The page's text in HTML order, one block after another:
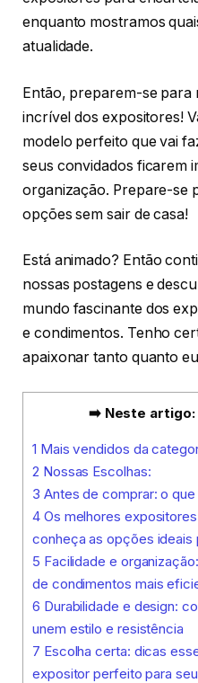
enquanto mostramos
atualidade.
Então, preparem-se para
incrível dos expositores!
modelo perfeito que vai
seus convidados ficarem
organização. Prepare-se
opções sem sair de casa!
Está animado? Então
nossas postagens e
mundo fascinante dos
e condimentos. Tenho
apaixonar tanto quanto
➡️ Neste artigo:
1 Mais vendidos da
2 Nossas Escolhas:
3 Antes de comprar: o
4Os melhores
conheça as opções ideais
5 Facilidade e
de condimentos mais
6 Durabilidade e design:
unem estilo e resistência
7 Escolha certa: dicas
expositor perfeito para